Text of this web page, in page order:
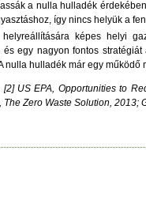
a nulla hulladék
így nincs helyük a
képes helyi
egy nagyon fontos
hulladék már egy
US EPA, Opportunities to
Zero Waste Solution, 2013;